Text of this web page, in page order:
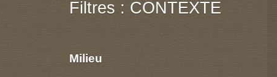
Filtres : CONTEXTE
Milieu